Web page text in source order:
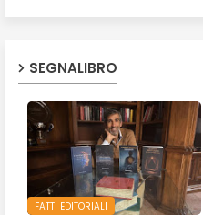
SEGNALIBRO
FATTI EDITORIALI